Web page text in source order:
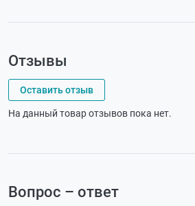
Отзывы
Оставить отзыв
На данный товар отзывов пока нет.
Вопрос – ответ